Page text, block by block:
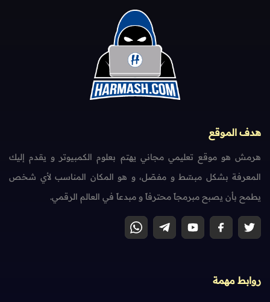
هدف الموقع
هرمش هو موقع تعليمي مجاني يهتم بعلوم الكمبيوتر و يقدم إليك
المعرفة بشكل مبسّط و مفصّل، و هو المكان المناسب لأي شخص
يطمح بأن يصبح مبرمجاً محترفاً و مبدعاً في العالم الرقمي.
روابط مهمة